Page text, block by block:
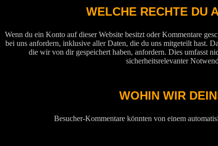
WELCHE RECHTE DU
Wenn du ein Konto auf dieser Website besitzt oder Kommentare
bei uns anfordern, inklusive aller Daten, die du uns mitgeteilt hast.
die wir von dir gespeichert haben, anfordern. Dies umfasst
sicherheitsrelevanter
WOHIN WIR
Besucher-Kommentare könnten von einem